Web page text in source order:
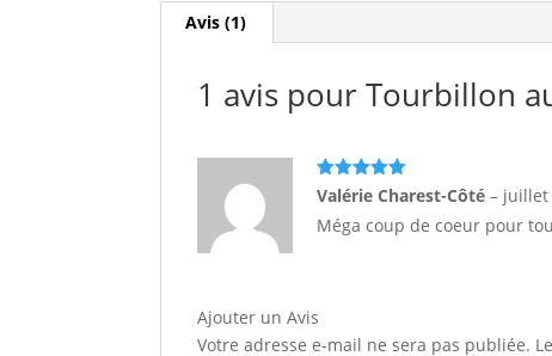
Avis (1)
1 avis pourTourbillon
Note5sur
5
Valérie Charest-Côté– juillet
Méga coup de coeur pour
Ajouter un Avis
Votre adresse e-mail ne sera pas publiée.